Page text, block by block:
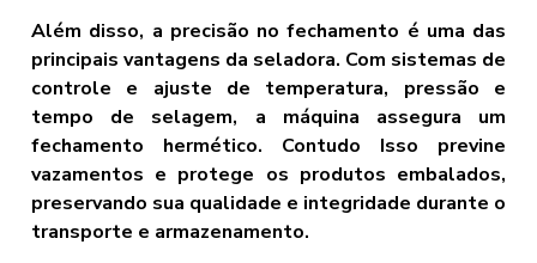
Além disso, a precisão no fechamento é uma das
principais vantagens da seladora. Com sistemas de
controle e ajuste de temperatura, pressão e
tempo de selagem, a máquina assegura um
fechamento hermético. Contudo Isso previne
vazamentos e protege os produtos embalados,
preservando sua qualidade e integridade durante o
transporte e armazenamento.